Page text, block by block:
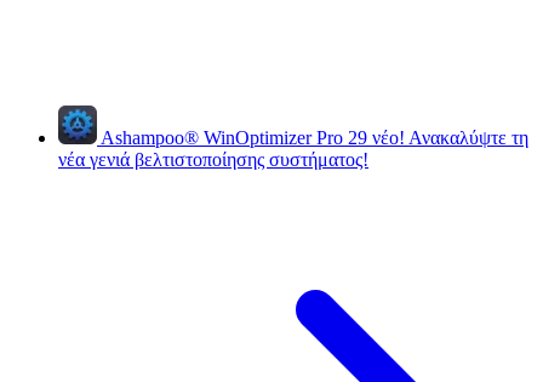
Ashampoo® WinOptimizer Pro 29 νέο! Ανακαλύψτε τη
νέα γενιά βελτιστοποίησης συστήματος!